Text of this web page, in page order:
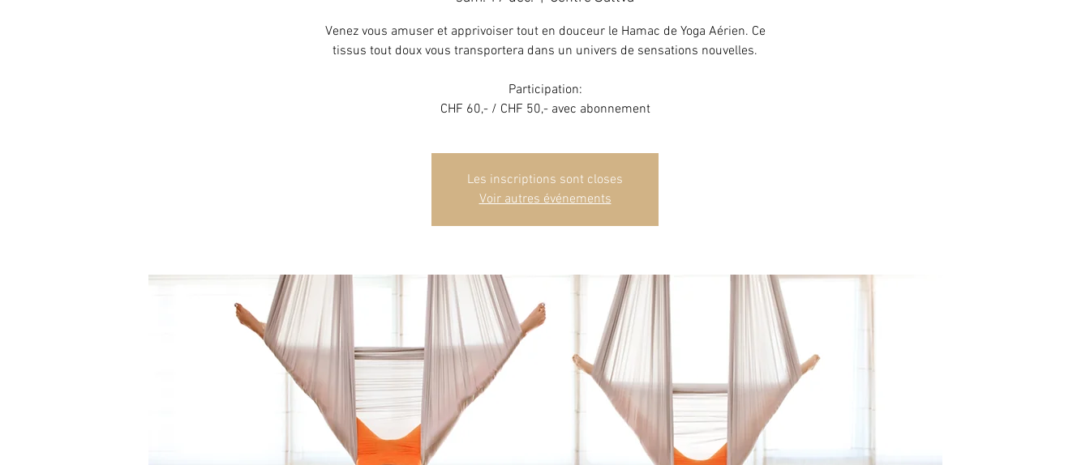
Venez vous amuser et apprivoiser tout en douceur le Hamac de Yoga Aérien. Ce
tissus tout doux vous transportera dans un univers de sensations nouvelles.
Participation:
CHF 60,- / CHF 50,- avec abonnement
Les inscriptions sont closes
Voir autres événements